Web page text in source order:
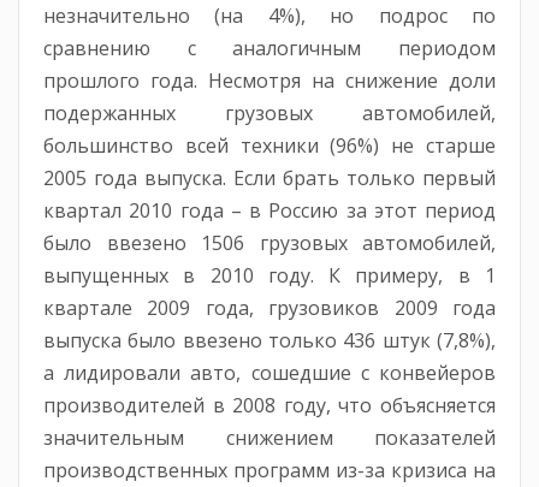
незначительно (на 4%), но подрос по
сравнению с аналогичным периодом
прошлого года. Несмотря на снижение доли
подержанных грузовых автомобилей,
большинство всей техники (96%) не старше
2005 года выпуска. Если брать только первый
квартал 2010 года – в Россию за этот период
было ввезено 1506 грузовых автомобилей,
выпущенных в 2010 году. К примеру, в 1
квартале 2009 года, грузовиков 2009 года
выпуска было ввезено только 436 штук (7,8%),
а лидировали авто, сошедшие с конвейеров
производителей в 2008 году, что объясняется
значительным снижением показателей
производственных программ из-за кризиса на